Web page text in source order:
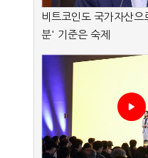
비트코인도 국가자산으
분' 기준은 숙제